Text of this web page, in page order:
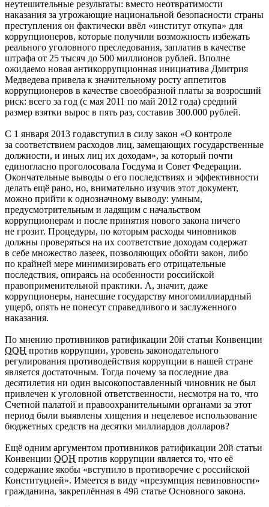
неутешительные результаты: вместо неотвратимости
наказания за угрожающие национальной безопасности страны
преступления он фактически ввёл «институт откупа» для
коррупционеров, которые получили возможность избежать
реального уголовного преследования, заплатив в качестве
штрафа от 25 тысяч до 500 миллионов рублей. Вполне
ожидаемо новая антикоррупционная инициатива Дмитрия
Медведева привела к значительному росту аппетитов
коррупционеров в качестве своеобразной платы за возросший
риск: всего за год (с мая 2011 по май 2012 года) средний
размер взятки вырос в пять раз, составив 300.000 рублей.
С 1 января 2013 годавступил в силу закон «О контроле
за соответствием расходов лиц, замещающих государственные
должности, и иных лиц их доходам», за который почти
единогласно проголосовала Госдума и Совет Федерации.
Окончательные выводы о его последствиях и эффективности
делать ещё рано, но, внимательно изучив этот документ,
можно прийти к однозначному выводу: умным,
предусмотрительным и ладящим с начальством
коррупционерам и после принятия нового закона ничего
не грозит. Процедуры, по которым расходы чиновников
должны проверяться на их соответствие доходам содержат
в себе множество лазеек, позволяющих обойти закон, либо
по крайней мере минимизировать его отрицательные
последствия, опираясь на особенности российской
правоприменительной практики. А, значит, даже
коррупционеры, нанесшие государству многомиллиардный
ущерб, опять не понесут справедливого и заслуженного
наказания.
По мнению противников ратификации 20й статьи Конвенции
ООН против коррупции, уровень законодательного
регулирования противодействия коррупции в нашей стране
является достаточным. Тогда почему за последние два
десятилетия ни один высокопоставленный чиновник не был
привлечен к уголовной ответственности, несмотря на то, что
Счетной палатой и правоохранительными органами за этот
период были выявлены хищения и нецелевое использование
бюджетных средств на десятки миллиардов долларов?
Ещё одним аргументом противников ратификации 20й статьи
Конвенции ООН против коррупции является то, что её
содержание якобы «вступило в противоречие с российской
Конституцией». Имеется в виду «презумпция невиновности»
гражданина, закреплённая в 49й статье Основного закона.